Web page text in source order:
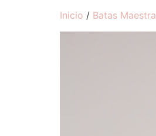
Inicio / Batas Maestra